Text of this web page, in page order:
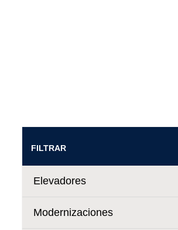
FILTRAR
Elevadores
Modernizaciones